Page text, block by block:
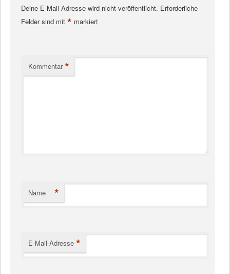
Deine E-Mail-Adresse wird nicht veröffentlicht. Erforderliche
Felder sind mit * markiert
Kommentar *
Name *
E-Mail-Adresse *